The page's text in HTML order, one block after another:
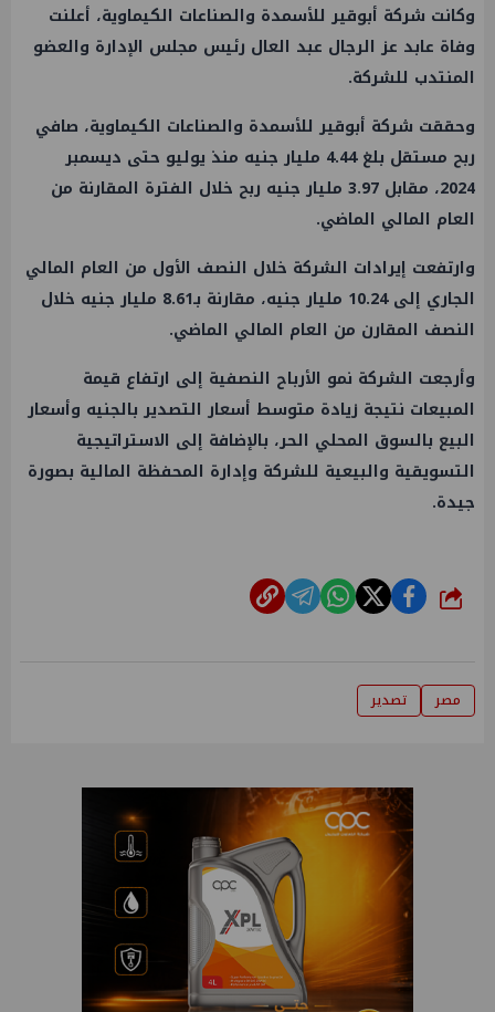
وكانت شركة أبوقير للأسمدة والصناعات الكيماوية، أعلنت
وفاة عابد عز الرجال عبد العال رئيس مجلس الإدارة والعضو
المنتدب للشركة.
وحققت شركة أبوقير للأسمدة والصناعات الكيماوية، صافي
ربح مستقل بلغ 4.44 مليار جنيه منذ يوليو حتى ديسمبر
2024، مقابل 3.97 مليار جنيه ربح خلال الفترة المقارنة من
العام المالي الماضي.
وارتفعت إيرادات الشركة خلال النصف الأول من العام المالي
الجاري إلى 10.24 مليار جنيه، مقارنة بـ8.61 مليار جنيه خلال
النصف المقارن من العام المالي الماضي.
وأرجعت الشركة نمو الأرباح النصفية إلى ارتفاع قيمة
المبيعات نتيجة زيادة متوسط أسعار التصدير بالجنيه وأسعار
البيع بالسوق المحلي الحر، بالإضافة إلى الاستراتيجية
التسويقية والبيعية للشركة وإدارة المحفظة المالية بصورة
جيدة.
شارك
مصر تصدير